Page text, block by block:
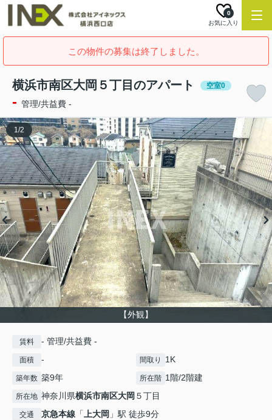
お気に入り
0
この物件の募集は終了しました。
横浜市南区大岡５丁目のアパート 空室0
- 管理/共益費 -
【外観】
1/2
賃料 - 管理/共益費 -
面積 - 間取り 1K
築年数 築9年 所在階 1階/2階建
所在地 神奈川県横浜市南区大岡 ５丁目
交通 京急本線 「上大岡 」駅 徒歩9分